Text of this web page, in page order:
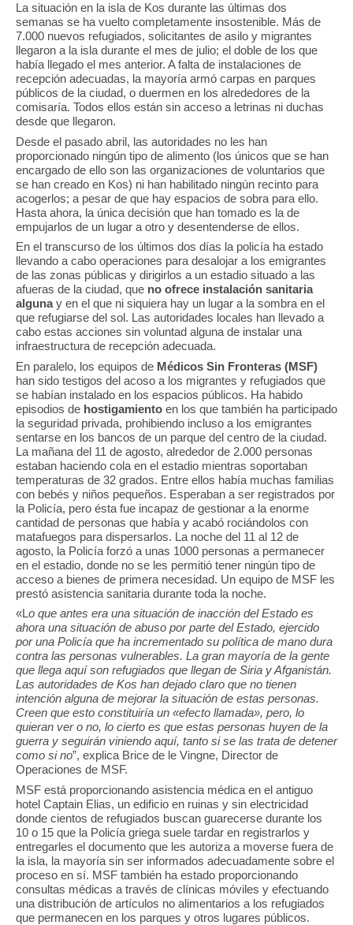
La situación en la isla de Kos durante las últimas dos
semanas se ha vuelto completamente insostenible. Más de
7.000 nuevos refugiados, solicitantes de asilo y migrantes
llegaron a la isla durante el mes de julio; el doble de los que
había llegado el mes anterior. A falta de instalaciones de
recepción adecuadas, la mayoría armó carpas en parques
públicos de la ciudad, o duermen en los alrededores de la
comisaría. Todos ellos están sin acceso a letrinas ni duchas
desde que llegaron.
Desde el pasado abril, las autoridades no les han
proporcionado ningún tipo de alimento (los únicos que se han
encargado de ello son las organizaciones de voluntarios que
se han creado en Kos) ni han habilitado ningún recinto para
acogerlos; a pesar de que hay espacios de sobra para ello.
Hasta ahora, la única decisión que han tomado es la de
empujarlos de un lugar a otro y desentenderse de ellos.
En el transcurso de los últimos dos días la policía ha estado
llevando a cabo operaciones para desalojar a los emigrantes
de las zonas públicas y dirigirlos a un estadio situado a las
afueras de la ciudad, que no ofrece instalación sanitaria
algunay en el que ni siquiera hay un lugar a la sombra en el
que refugiarse del sol. Las autoridades locales han llevado a
cabo estas acciones sin voluntad alguna de instalar una
infraestructura de recepción adecuada.
En paralelo, los equipos de Médicos Sin Fronteras (MSF)
han sido testigos del acoso a los migrantes y refugiados que
se habían instalado en los espacios públicos. Ha habido
episodios de hostigamiento en los que también ha participado
la seguridad privada, prohibiendo incluso a los emigrantes
sentarse en los bancos de un parque del centro de la ciudad.
La mañana del 11 de agosto, alrededor de 2.000 personas
estaban haciendo cola en el estadio mientras soportaban
temperaturas de 32 grados. Entre ellos había muchas familias
con bebés y niños pequeños. Esperaban a ser registrados por
la Policía, pero ésta fue incapaz de gestionar a la enorme
cantidad de personas que había y acabó rociándolos con
matafuegos para dispersarlos. La noche del 11 al 12 de
agosto, la Policía forzó a unas 1000 personas a permanecer
en el estadio, donde no se les permitió tener ningún tipo de
acceso a bienes de primera necesidad. Un equipo de MSF les
prestó asistencia sanitaria durante toda la noche.
«Lo que antes era una situación de inacción del Estado es
ahora una situación de abuso por parte del Estado, ejercido
por una Policía que ha incrementado su política de mano dura
contra las personas vulnerables. La gran mayoría de la gente
que llega aquí son refugiados que llegan de Siria y Afganistán.
Las autoridades de Kos han dejado claro que no tienen
intención alguna de mejorar la situación de estas personas.
Creen que esto constituiría un «efecto llamada», pero, lo
quieran ver o no, lo cierto es que estas personas huyen de la
guerra y seguirán viniendo aquí, tanto si se las trata de detener
como si no”, explica Brice de le Vingne, Director de
Operaciones de MSF.
MSF está proporcionando asistencia médica en el antiguo
hotel Captain Elias, un edificio en ruinas y sin electricidad
donde cientos de refugiados buscan guarecerse durante los
10 o 15 que la Policía griega suele tardar en registrarlos y
entregarles el documento que les autoriza a moverse fuera de
la isla, la mayoría sin ser informados adecuadamente sobre el
proceso en sí. MSF también ha estado proporcionando
consultas médicas a través de clínicas móviles y efectuando
una distribución de artículos no alimentarios a los refugiados
que permanecen en los parques y otros lugares públicos.